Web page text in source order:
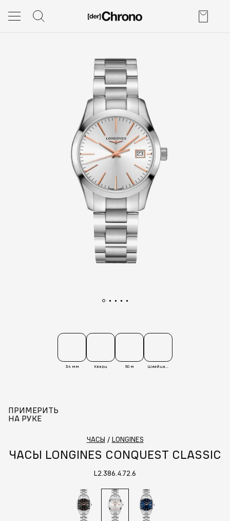
34 мм Кварц 50 м Швейцария
ПРИМЕРИТЬ
НА РУКЕ
ЧАСЫ / LONGINES
ЧАСЫ LONGINES CONQUEST CLASSIC
L2.386.4.72.6